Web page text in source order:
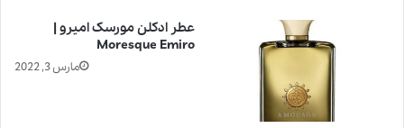
عطر ادکلن مورسک امیرو |
Moresque Emiro
مارس 3, 2022